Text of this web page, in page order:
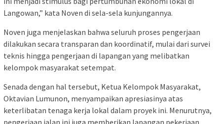
Langowan,” kata Noven di sela-sela kunjungannya.
Noven juga menjelaskan bahwa seluruh proses pengerjaan
dilakukan secara transparan dan koordinatif, mulai dari survei
teknis hingga pengerjaan di lapangan yang melibatkan
kelompok masyarakat setempat.
Senada dengan hal tersebut, Ketua Kelompok Masyarakat,
Oktavian Lumunon, menyampaikan apresiasinya atas
keterlibatan tenaga kerja lokal dalam proyek ini. Menurutnya,
pengerjaan jalan ini juga memberikan lapangan pekerjaan